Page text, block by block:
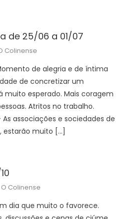
de 25/06 a 01/07
Colinense
de alegria e de íntima
de concretizar um
esperado. Mais coragem
Atritos no trabalho.
As associações e sociedades de
estarão muito […]
Author
O Colinense
dia que muito o favorece.